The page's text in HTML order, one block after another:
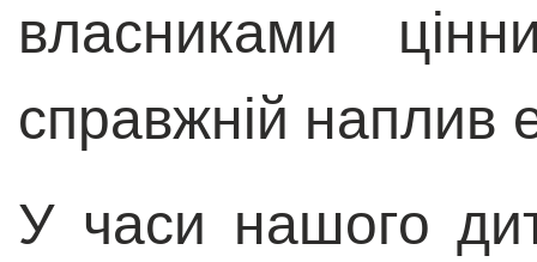
власниками
справжній наплив
У часи нашого